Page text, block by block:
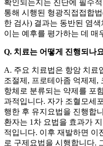
확인되는지는 진단에 필수
통해 시행된 형광직접접합
한 검사) 결과는 동반된 염
이는 예후를 평가하는 데 매
Q. 치료는 어떻게 진행되나
A. 주요 치료법은 항암 치료
조절제, 프로테아좀 억제제,
항체로 분류되는 약제를 포
과적입니다. 자가 조혈모세
행한 후 유지요법을 진행합
환자는 1차 요법을 효과가
적입니다. 이후 재발하면 이
로 구제요법을 시행합니다.